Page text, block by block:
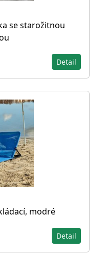
se starožitnou
Detail
modré
Detail